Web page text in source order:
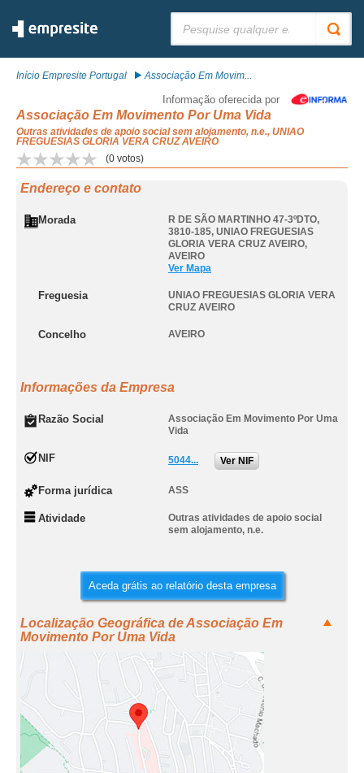
Início Empresite Portugal Associação Em Movim...
Informação oferecida por
Associação Em Movimento Por Uma Vida
Outras atividades de apoio social sem alojamento, n.e., UNIAO
FREGUESIAS GLORIA VERA CRUZ AVEIRO
(0 votos)
Endereço e contato
Morada
R DE SÃO MARTINHO 47-3ºDTO,
3810-185, UNIAO FREGUESIAS
GLORIA VERA CRUZ AVEIRO,
AVEIRO
Ver Mapa
Freguesia
UNIAO FREGUESIAS GLORIA VERA
CRUZ AVEIRO
Concelho AVEIRO
Informações da Empresa
Razão Social
Associação Em Movimento Por Uma
Vida
NIF 5044... Ver NIF
Forma jurídica ASS
Atividade
Outras atividades de apoio social
sem alojamento, n.e.
Aceda grátis ao relatório desta empresa
Localização Geográfica de Associação Em
Movimento Por Uma Vida